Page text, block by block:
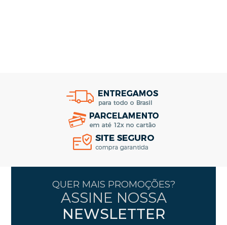
QUER MAIS PROMOÇÕES?
ASSINE NOSSA
NEWSLETTER